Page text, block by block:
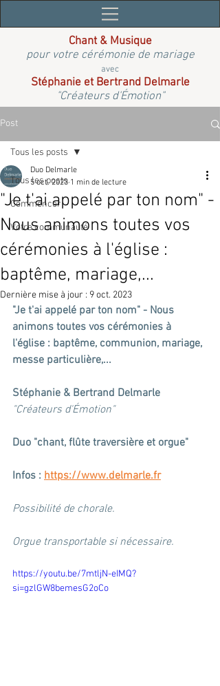
Chant & Musique
pour votre cérémonie de mariage
avec
Stéphanie et Bertrand Delmarle
"Créateurs d'Émotion"
Post
Tous les posts
Commencer
Votre communauté
Tous les posts
"Je t'ai appelé par ton nom" -
Nous animons toutes vos
cérémonies à l'église :
baptême, mariage,...
Duo Delmarle
5 oct. 2023 1 min de lecture
Dernière mise à jour : 9 oct. 2023
"Je t'ai appelé par ton nom" - Nous
animons toutes vos cérémonies à
l'église : baptême, communion, mariage,
messe particulière,...
Stéphanie & Bertrand Delmarle
"Créateurs d'Émotion"
Duo "chant, flûte traversière et orgue"
Infos : https://www.delmarle.fr
Possibilité de chorale.
Orgue transportable si nécessaire.
https://youtu.be/7mtljN-eIMQ?
si=gzlGW8bemesG2oCo